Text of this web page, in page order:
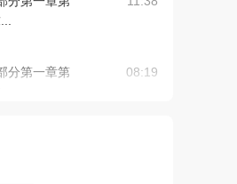
分第一章第
08:19